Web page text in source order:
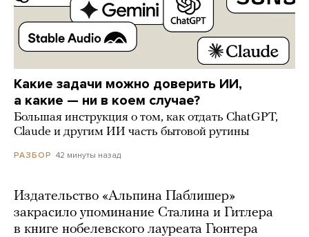
Какие задачи можно доверить ИИ,
а какие — ни в коем случае?
Большая инструкция о том, как отдать ChatGPT,
Claude и другим ИИ часть бытовой рутины
РАЗБОР 42 минуты назад
Издательство «Альпина Паблишер»
закрасило упоминание Сталина и Гитлера
в книге нобелевского лауреата Гюнтера